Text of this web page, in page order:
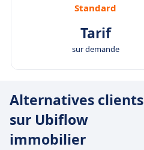
Standard
Tarif
sur demande
Alternatives clients
sur Ubiflow
immobilier